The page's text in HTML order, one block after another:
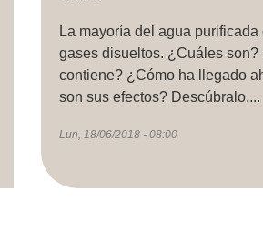
La mayoría del agua purificada
gases disueltos. ¿Cuáles son?
contiene? ¿Cómo ha llegado
son sus efectos? Descúbralo....
Lun, 18/06/2018 - 08:00